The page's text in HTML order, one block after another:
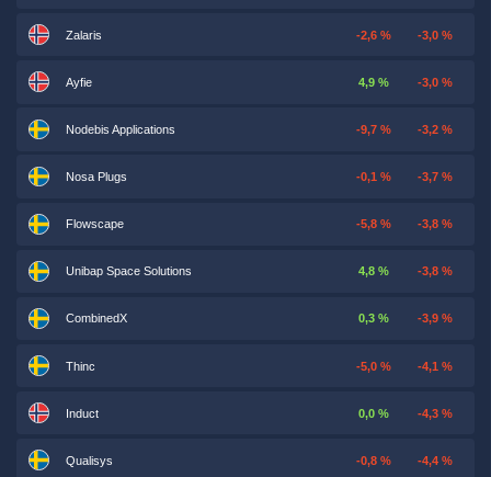
Zalaris -2,6 % -3,0 %
Ayfie 4,9 % -3,0 %
Nodebis Applications -9,7 % -3,2 %
Nosa Plugs -0,1 % -3,7 %
Flowscape -5,8 % -3,8 %
Unibap Space Solutions 4,8 % -3,8 %
CombinedX 0,3 % -3,9 %
Thinc -5,0 % -4,1 %
Induct 0,0 % -4,3 %
Qualisys -0,8 % -4,4 %